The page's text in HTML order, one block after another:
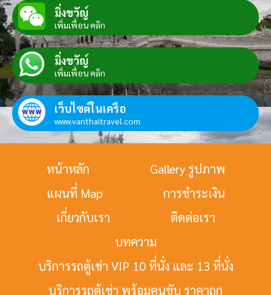
มิ่งขวัญ์
เพิ่มเพื่อน คลิก
มิ่งขวัญ์
เพิ่มเพื่อน คลิก
เว็บไซต์ในเครือ
www.vanthaitravel.com
หน้าหลัก
Gallery รูปภาพ
แผนที่ Map
การชำระเงิน
เกี่ยวกับเรา
ติดต่อเรา
บทความ
บริการรถตู้เช่า VIP 10 ที่นั่ง และ 13 ที่นั่ง
บริการรถตู้เช่า พร้อมคนขับ ราคาถูก